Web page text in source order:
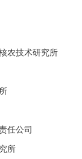
农技术研究所
任公司
所